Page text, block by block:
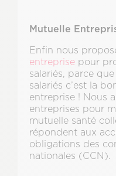
Mutuelle
Enfin nous
entreprise pour
salariés, parce
salariés c’est la
entreprise ! Nous
entreprises pour
mutuelle santé
répondent aux
obligations des
nationales (CCN).